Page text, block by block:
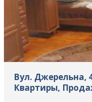
Вул. Джерельна,
Квартиры,